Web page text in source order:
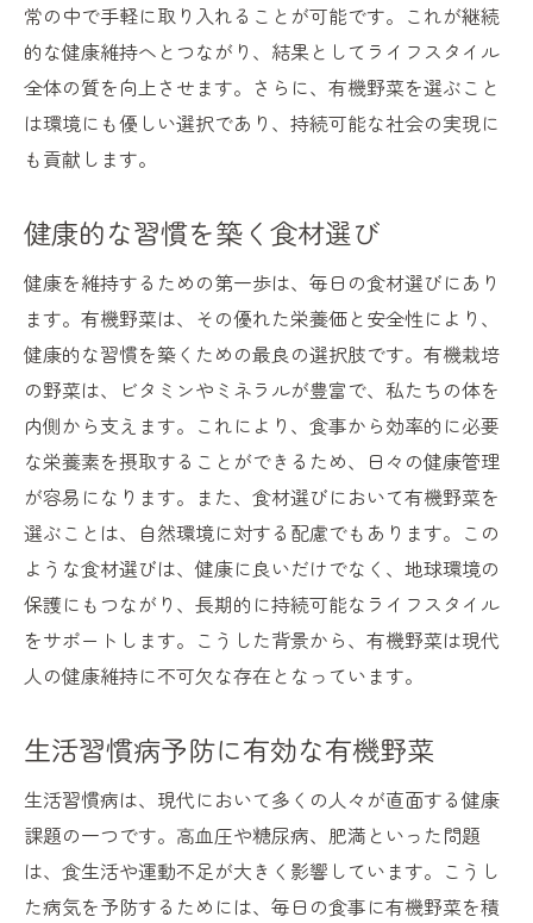
常の中で手軽に取り入れることが可能です。これが継続
的な健康維持へとつながり、結果としてライフスタイル
全体の質を向上させます。さらに、有機野菜を選ぶこと
は環境にも優しい選択であり、持続可能な社会の実現に
も貢献します。
健康的な習慣を築く食材選び
健康を維持するための第一歩は、毎日の食材選びにあり
ます。有機野菜は、その優れた栄養価と安全性により、
健康的な習慣を築くための最良の選択肢です。有機栽培
の野菜は、ビタミンやミネラルが豊富で、私たちの体を
内側から支えます。これにより、食事から効率的に必要
な栄養素を摂取することができるため、日々の健康管理
が容易になります。また、食材選びにおいて有機野菜を
選ぶことは、自然環境に対する配慮でもあります。この
ような食材選びは、健康に良いだけでなく、地球環境の
保護にもつながり、長期的に持続可能なライフスタイル
をサポートします。こうした背景から、有機野菜は現代
人の健康維持に不可欠な存在となっています。
生活習慣病予防に有効な有機野菜
生活習慣病は、現代において多くの人々が直面する健康
課題の一つです。高血圧や糖尿病、肥満といった問題
は、食生活や運動不足が大きく影響しています。こうし
た病気を予防するためには、毎日の食事に有機野菜を積